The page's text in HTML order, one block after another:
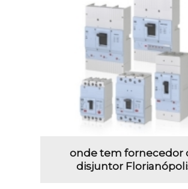
onde tem fornecedor
disjuntor